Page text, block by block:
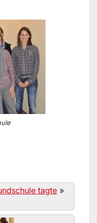
tagte »